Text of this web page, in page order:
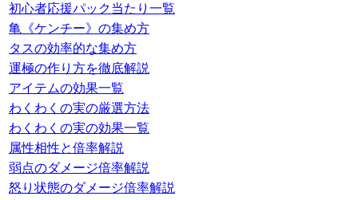
初心者応援パック当たり一覧
亀《ケンチー》の集め方
タスの効率的な集め方
運極の作り方を徹底解説
アイテムの効果一覧
わくわくの実の厳選方法
わくわくの実の効果一覧
属性相性と倍率解説
弱点のダメージ倍率解説
怒り状態のダメージ倍率解説